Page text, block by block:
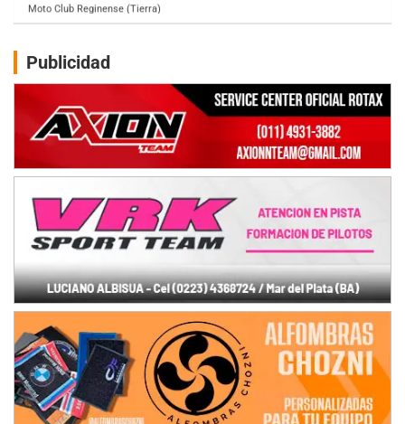
Humboldt (Santa Fe)
Ciudad de Avellaneda (Asfalto)
Avellaneda (Santa Fe)
SUR SANTAFESINO - F4
José Samuel Sánchez (Tierra)
Rufino (Santa Fe)
Juan Navarro (Asfalto)
El Timbó (Tucumán)
COBERTURA ESPECIAL DE E-KART.COM.AR
08/09-AGO
IAME SERIES ARGENTINA 6
Baradero (Buenos Aires)
KDO - F6
Ciudad de Trenque Lauquen (Asfalto)
Trenque Lauquen (Buenos Aires)
Publicidad